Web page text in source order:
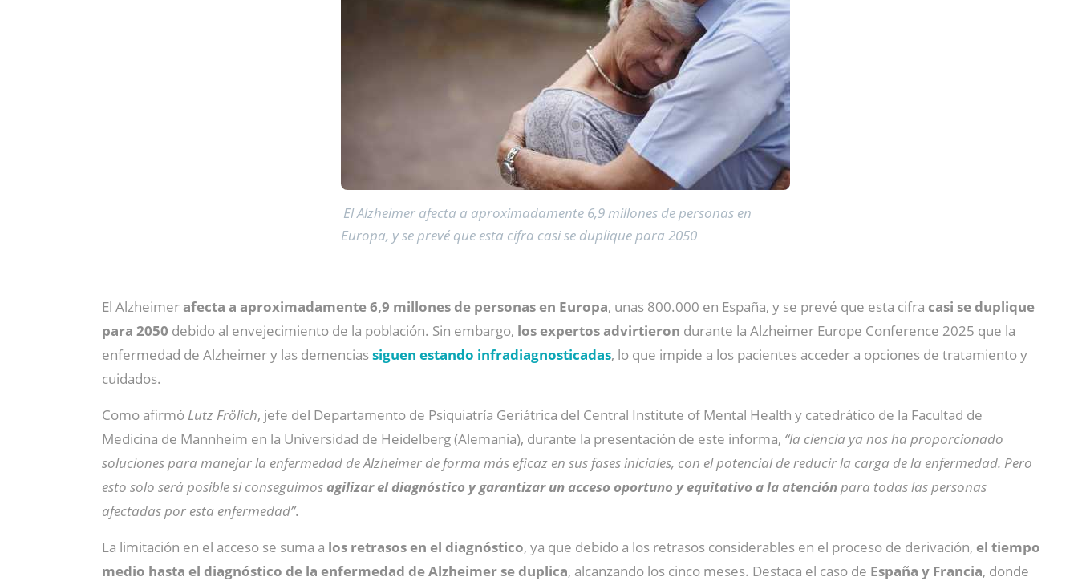
El Alzheimer afecta a aproximadamente 6,9 millones de personas en
Europa, y se prevé que esta cifra casi se duplique para 2050
El Alzheimerafecta a aproximadamente 6,9 millones de personas en Europa, unas 800.000 en España, y se prevé que esta cifra casi se duplique
para 2050 debido al envejecimiento de la población. Sin embargo, los expertos advirtieron durante la Alzheimer Europe Conference 2025 que la
enfermedad de Alzheimer y las demenciassiguen estando infradiagnosticadas, lo que impide a los pacientes acceder a opciones de tratamiento y
cuidados.
Como afirmó Lutz Frölich, jefe del Departamento de Psiquiatría Geriátrica del Central Institute of Mental Health y catedrático de la Facultad de
Medicina de Mannheim en la Universidad de Heidelberg (Alemania), durante la presentación de este informa, “la ciencia ya nos ha proporcionado
soluciones para manejar la enfermedad de Alzheimer de forma más eficaz en sus fases iniciales, con el potencial de reducir la carga de la enfermedad. Pero
esto solo será posible si conseguimosagilizar el diagnóstico y garantizar un acceso oportuno y equitativo a la atenciónpara todas las personas
afectadas por esta enfermedad”.
La limitación en el acceso se suma a los retrasos en el diagnóstico, ya que debido a los retrasos considerables en el proceso de derivación, el tiempo
medio hasta el diagnóstico de la enfermedad de Alzheimer se duplica, alcanzando los cinco meses. Destaca el caso de España y Francia, donde